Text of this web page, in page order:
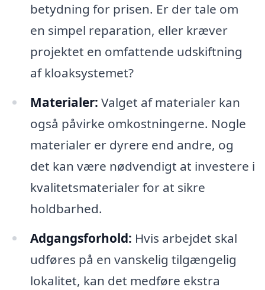
betydning for prisen. Er der tale om
en simpel reparation, eller kræver
projektet en omfattende udskiftning
af kloaksystemet?
Materialer: Valget af materialer kan
også påvirke omkostningerne. Nogle
materialer er dyrere end andre, og
det kan være nødvendigt at investere i
kvalitetsmaterialer for at sikre
holdbarhed.
Adgangsforhold: Hvis arbejdet skal
udføres på en vanskelig tilgængelig
lokalitet, kan det medføre ekstra